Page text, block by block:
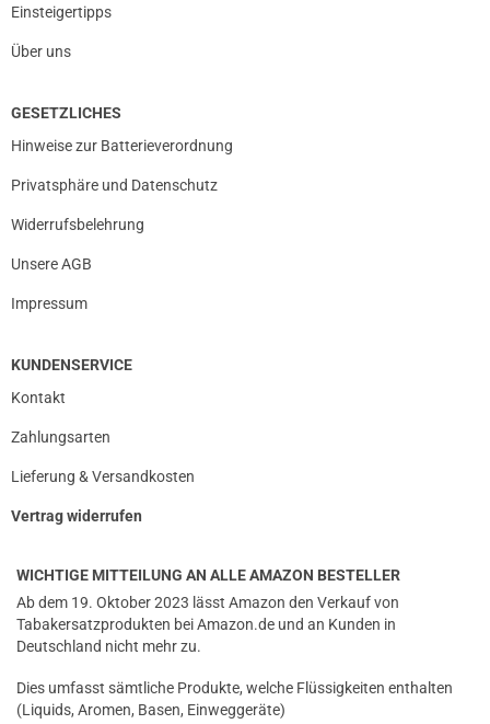
Einsteigertipps
Über uns
GESETZLICHES
Hinweise zur Batterieverordnung
Privatsphäre und Datenschutz
Widerrufsbelehrung
Unsere AGB
Impressum
KUNDENSERVICE
Kontakt
Zahlungsarten
Lieferung & Versandkosten
Vertrag widerrufen
WICHTIGE MITTEILUNG AN ALLE AMAZON BESTELLER
Ab dem 19. Oktober 2023 lässt Amazon den Verkauf von
Tabakersatzprodukten bei Amazon.de und an Kunden in
Deutschland nicht mehr zu.
Dies umfasst sämtliche Produkte, welche Flüssigkeiten enthalten
(Liquids, Aromen, Basen, Einweggeräte)